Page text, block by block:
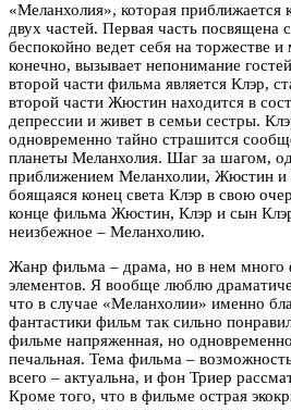
«Меланхолия», которая приближается
двух частей. Первая часть посвящена
беспокойно ведет себя на торжестве и
конечно, вызывает непонимание
второй части фильма является Клэр,
второй части Жюстин находится в
депрессии и живет в семьи сестры.
одновременно тайно страшится
планеты Меланхолия. Шаг за шагом,
приближением Меланхолии, Жюстин и
боящаяся конец света Клэр в свою
конце фильма Жюстин, Клэр и сын
неизбежное – Меланхолию.
Жанр фильма – драма, но в нем много
элементов. Я вообще люблю
что в случае «Меланхолии» именно
фантастики фильм так сильно
фильме напряженная, но
печальная. Тема фильма –
всего – актуальна, и фон Триер
Кроме того, что в фильме острая